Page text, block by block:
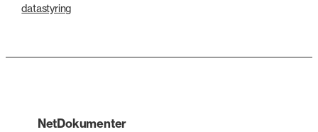
datastyring
NetDokumenter